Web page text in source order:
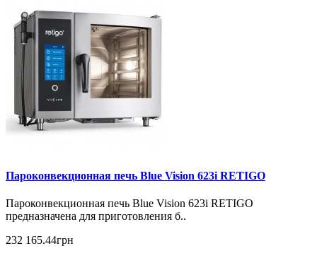
Пароконвекционная печь Blue Vision 623i RETIGO
Пароконвекционная печь Blue Vision 623i RETIGO
предназначена для приготовления б..
232 165.44грн